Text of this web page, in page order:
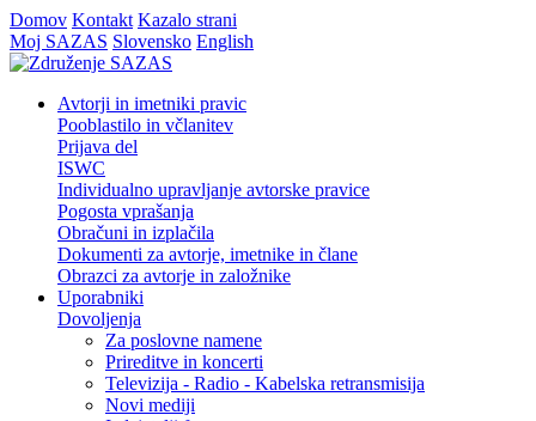
Domov Kontakt Kazalo strani
Moj SAZAS Slovensko English
Avtorji in imetniki pravic
Pooblastilo in včlanitev
Prijava del
ISWC
Individualno upravljanje avtorske pravice
Pogosta vprašanja
Obračuni in izplačila
Dokumenti za avtorje, imetnike in člane
Obrazci za avtorje in založnike
Uporabniki
Dovoljenja
Za poslovne namene
Prireditve in koncerti
Televizija - Radio - Kabelska retransmisija
Novi mediji